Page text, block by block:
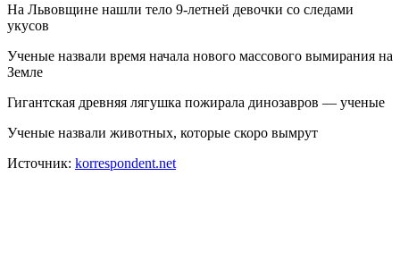
На Львовщине нашли тело 9-летней девочки со следами
укусов
Ученые назвали время начала нового массового вымирания на
Земле
Гигантская древняя лягушка пожирала динозавров — ученые
Ученые назвали животных, которые скоро вымрут
Источник: korrespondent.net